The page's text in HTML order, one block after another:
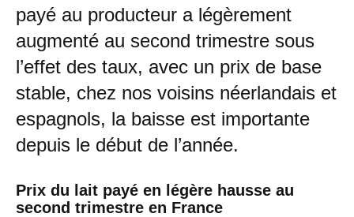
payé au producteur a légèrement
augmenté au second trimestre sous
l’effet des taux, avec un prix de base
stable, chez nos voisins néerlandais et
espagnols, la baisse est importante
depuis le début de l’année.
Prix du lait payé en légère hausse au
second trimestre en France